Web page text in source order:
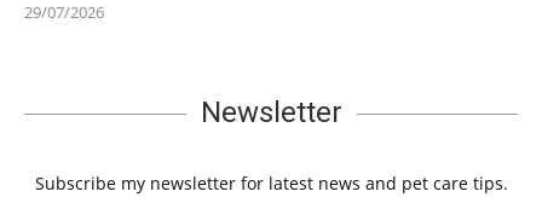
29/07/2026
Newsletter
Subscribe my newsletter for latest news and pet care tips.